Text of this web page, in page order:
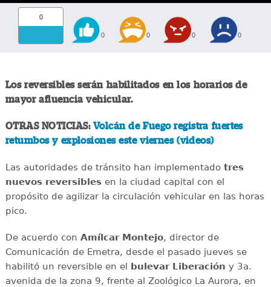
0
0 0 0 0
Los reversibles serán habilitados en los horarios de
mayor afluencia vehicular.
OTRAS NOTICIAS: Volcán de Fuego registra fuertes
retumbos y explosiones este viernes (videos)
Las autoridades de tránsito han implementado tres
nuevos reversiblesen la ciudad capital con el
propósito de agilizar la circulación vehicular en las horas
pico.
De acuerdo con Amílcar Montejo, director de
Comunicación de Emetra, desde el pasado jueves se
habilitó un reversible en el bulevar Liberación y 3a.
avenida de la zona 9, frente al Zoológico La Aurora, en